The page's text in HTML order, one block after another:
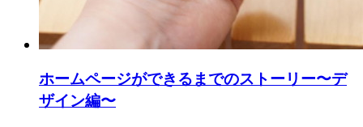
ホームページができるまでのストーリー〜デ
ザイン編〜